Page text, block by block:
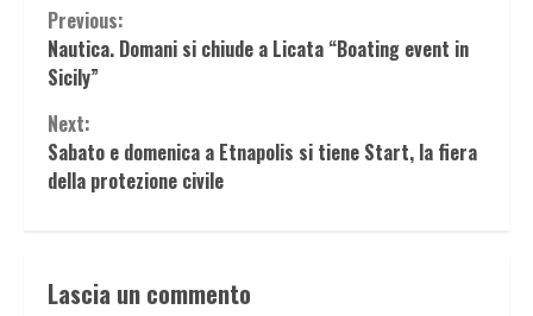
Continue
Reading
Previous:
Nautica. Domani si chiude a Licata “Boating event in
Sicily”
Next:
Sabato e domenica a Etnapolis si tiene Start, la fiera
della protezione civile
Lascia un commento